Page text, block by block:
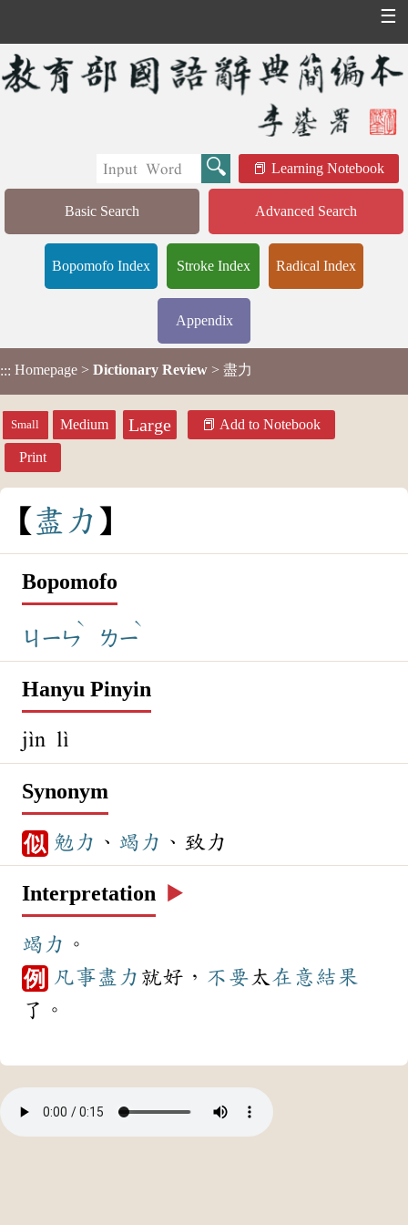
☰
Learning Notebook
Basic Search Advanced Search
Bopomofo Index Stroke Index Radical Index
Appendix
::: Homepage > Dictionary Review > 盡力
Small Medium Large Add to Notebook
Print
盡 力
Bopomofo
ㄐㄧㄣ
ˋ
ㄌㄧ
ˋ
Hanyu Pinyin
jìn lì
Synonym
似 勉力 、 竭力 、致力
Interpretation ▶️
竭力 。
例 凡事盡力 就好， 不要 太 在意結果
了。